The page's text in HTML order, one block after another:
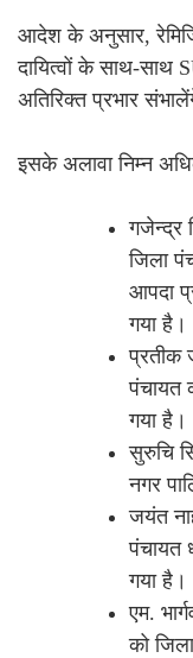
आदेश के अनुसार,
दायित्वों के साथ-साथ
अतिरिक्त प्रभार
इसके अलावा निम्न
गजेन्द्र
जिला
आपदा
गया है।
प्रतीक
पंचायत
गया है।
सुरुचि
नगर
जयंत
पंचायत
गया है।
एम.
को